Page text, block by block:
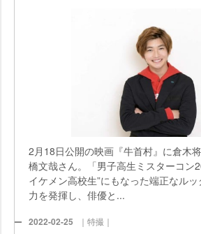
2月18日公開の映画『牛首村』に倉木
橋文哉さん。「男子高生ミスターコン
イケメン高校生”にもなった端正なル
力を発揮し、俳優と...
2022-02-25 ｜特撮｜